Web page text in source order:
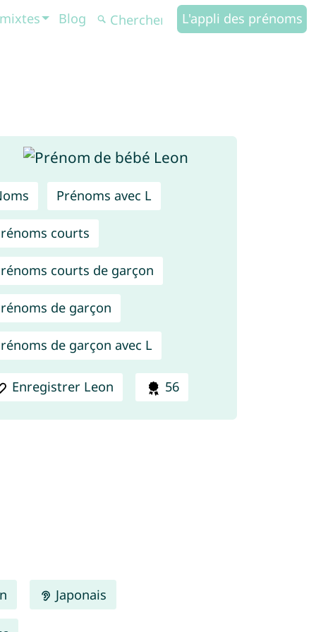
Blog L'appli des prénoms
Prénoms avec L
courts
courts de garçon
de garçon
de garçon avec L
Enregistrer Leon 56
Japonais